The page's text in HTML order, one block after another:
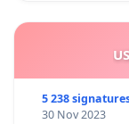
5 238
30 Nov 2023